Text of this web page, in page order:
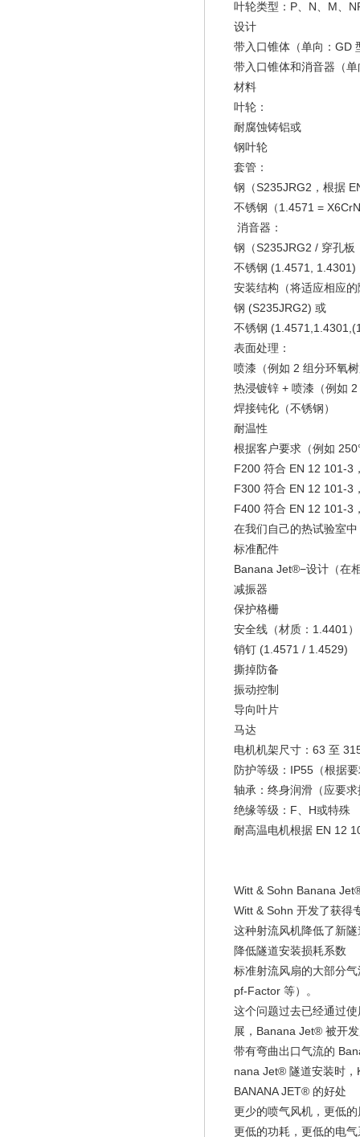
叶轮类型：P、N、M、
设计
带入口锥体（单向：GD
带入口锥体和消音器（
材料
叶轮：
耐腐蚀铸铝或
钢叶轮
套管：
钢（S235JRG2，根据
不锈钢（1.4571 =
消音器：
钢（S235JRG2 / 穿孔
不锈钢 (1.4571, 1.4301)
安装结构（将适应相应
钢 (S235JRG2) 或
不锈钢
表面处理：
喷漆（例如 2 组分环氧
热浸镀锌 + 喷漆（例如
焊接钝化（不锈钢）
耐温性
根据客户要求（例如
F200 符合 EN 12 101-3
F300 符合 EN 12 101-3
F400 符合 EN 12 101-3
在我们自己的热试验室
标准配件
Banana Jet®−设计（在
减振器
保护格栅
安全线（材质：1.4401）
销钉 (1.4571 / 1.4529)
撕掉防备
振动控制
导向叶片
马达
电机机架尺寸：63 至
防护等级：IP55（根据
轴承：终身润滑（应要
绝缘等级：F、H或特殊
耐高温电机根据 EN 12
Witt & Sohn Banana
Witt & Sohn 开发了获得
这种射流风机降低了新
降低隧道安装损耗系数
标准射流风扇的大部分
pf-Factor 等）。
这个问题过去已经通过
展，Banana Jet® 被开
带有弯曲出口气流的
nana Jet® 隧道安装时
BANANA JET® 的好处
更少的喷气风机，更低
更低的功耗，更低的电